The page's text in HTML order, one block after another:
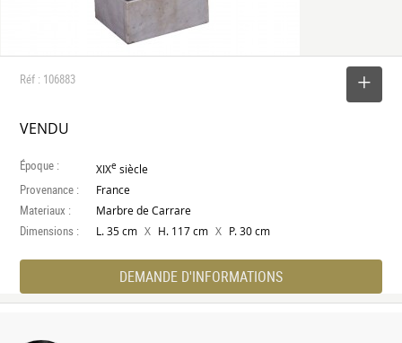
Réf : 106883
VENDU
Époque : XIXe siècle
Provenance : France
Materiaux : Marbre de Carrare
Dimensions : L. 35 cm X H. 117 cm X P. 30 cm
DEMANDE D'INFORMATIONS